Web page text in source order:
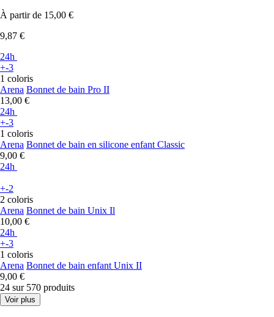
À partir de 15,00 €
9,87 €
24h
+-3
1 coloris
Arena Bonnet de bain Pro II
13,00 €
24h
+-3
1 coloris
Arena Bonnet de bain en silicone enfant Classic
9,00 €
24h
+-2
2 coloris
Arena Bonnet de bain Unix Il
10,00 €
24h
+-3
1 coloris
Arena Bonnet de bain enfant Unix II
9,00 €
24 sur 570 produits
Voir plus